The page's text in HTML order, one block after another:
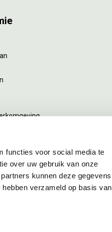
functies voor social media te
over uw gebruik van onze
kunnen deze gegevens
verzameld op basis van